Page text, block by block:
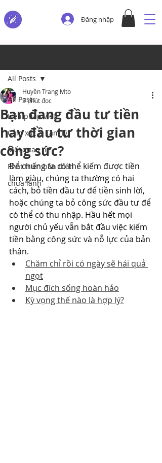
Đăng nhập
All Posts
Liệu pháp viết
Cảm xúc & Tâm lý
Mối quan hệ
Phát triển bản thân
chữa lành
All Posts
Bạn đang đầu tư tiền
hay đầu tư thời gian
công sức?
Huyền Trang Mto
3 phút đọc
Để chúng ta có thể kiếm được tiền
làm giàu, chúng ta thường có hai
cách, bỏ tiền đầu tư để tiền sinh lời,
hoặc chúng ta bỏ công sức đầu tư để
có thể có thu nhập. Hầu hết mọi
người chủ yếu vẫn bắt đầu việc kiếm
tiền bằng công sức và nỗ lực của bản
thân.
Chăm chỉ rồi có ngày sẽ hái quả
ngọt
Mục đích sống hoàn hảo
Kỳ vọng thế nào là hợp lý?